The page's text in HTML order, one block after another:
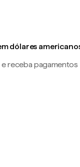
dólares
receba pagamentos